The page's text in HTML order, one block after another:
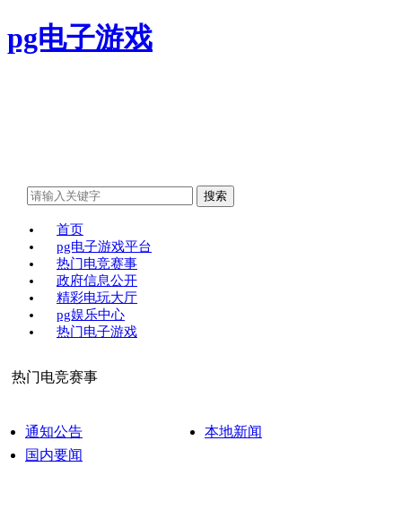
pg电子游戏
首页
pg电子游戏平台
热门电竞赛事
政府信息公开
精彩电玩大厅
pg娱乐中心
热门电子游戏
热门电竞赛事
通知公告
本地新闻
国内要闻